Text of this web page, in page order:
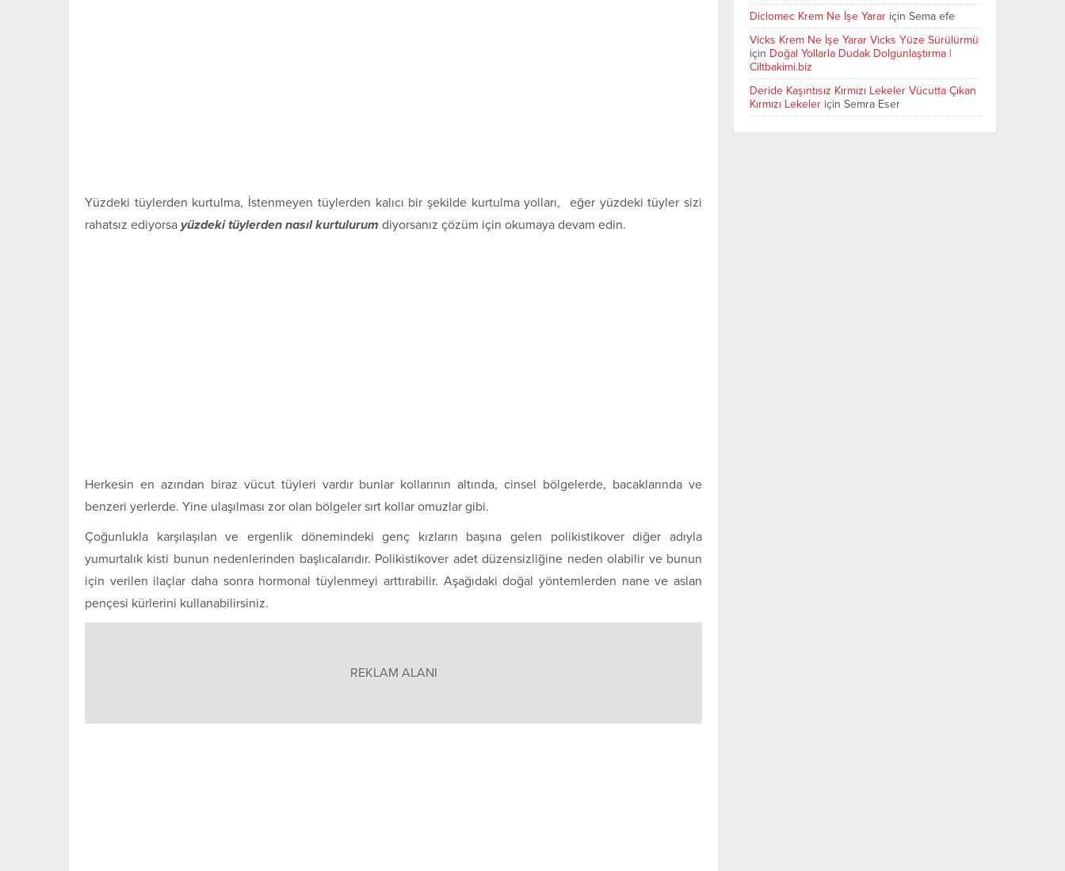
Diclomec Krem Ne İşe Yarar için Sema efe
Vicks Krem Ne İşe Yarar Vicks Yüze Sürülürmü
için Doğal Yollarla Dudak Dolgunlaştırma |
Ciltbakimi.biz
Deride Kaşıntısız Kırmızı Lekeler Vücutta Çıkan
Kırmızı Lekeler için Semra Eser
Yüzdeki tüylerden kurtulma, İstenmeyen tüylerden kalıcı bir şekilde kurtulma yolları, eğer yüzdeki tüyler sizi
rahatsız ediyorsa yüzdeki tüylerden nasıl kurtulurum diyorsanız çözüm için okumaya devam edin.
Herkesin en azından biraz vücut tüyleri vardır bunlar kollarının altında, cinsel bölgelerde, bacaklarında ve
benzeri yerlerde. Yine ulaşılması zor olan bölgeler sırt kollar omuzlar gibi.
Çoğunlukla karşılaşılan ve ergenlik dönemindeki genç kızların başına gelen polikistikover diğer adıyla
yumurtalık kisti bunun nedenlerinden başlıcalarıdır. Polikistikover adet düzensizliğine neden olabilir ve bunun
için verilen ilaçlar daha sonra hormonal tüylenmeyi arttırabilir. Aşağıdaki doğal yöntemlerden nane ve aslan
pençesi kürlerini kullanabilirsiniz.
REKLAM ALANI